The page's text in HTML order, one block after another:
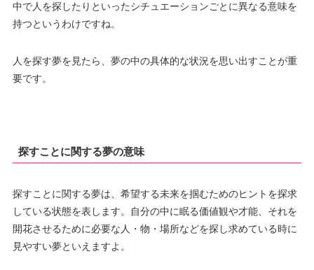
中で人を探したりといったシチュエーションごとに異なる意味を
持つというわけですね。
人を探す夢を見たら、夢の中の具体的な状況を思い出すことが重
要です。
探すことに関する夢の意味
探すことに関する夢は、希望する未来を掴むためのヒントを探求
している状態を表します。自分の中に眠る価値観や才能、それを
開花させるために必要な人・物・場所などを探し求めている時に
見やすい夢といえますよ。